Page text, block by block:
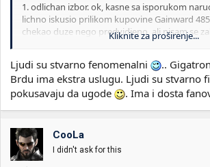
1. odlichan izbor. ok, kasne sa isporukom
lichno iskusio prilikom kupovine Gainward
chekao duze nego predvidjeno, ali nisam se
nishta ~3 dana za chekanje necheg shto cu
2. Gifts - ljudi su me isposhtovali nevidjeno
kako ide - kosmati lik, valjda menadzer radnje,
punjenje.
kada sam im doveo drugara i sastavio Dragon
Kliknite za proširenje...
Ljudi su stvarno fenomenalni
..
Brdu ima ekstra uslugu. Ljudi su stvarno
pokusavaju da ugode
. Ima i dosta
CooLa
I didn't ask for this